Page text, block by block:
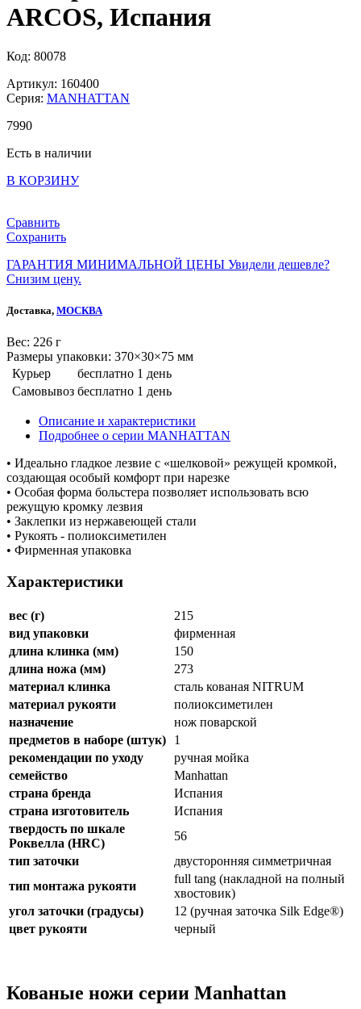
ARCOS, Испания
Код: 80078
Артикул: 160400
Серия: MANHATTAN
7990
Есть в наличии
В КОРЗИНУ
Сравнить
Сохранить
ГАРАНТИЯ МИНИМАЛЬНОЙ ЦЕНЫ Увидели дешевле?
Снизим цену.
Доставка, МОСКВА
Веc: 226 г
Размеры упаковки: 370×30×75 мм
Курьер
бесплатно 1 день
Самовывоз бесплатно 1 день
Описание и характеристики
Подробнее о серии MANHATTAN
• Идеально гладкое лезвие с «шелковой» режущей кромкой,
создающая особый комфорт при нарезке
• Особая форма больстера позволяет использовать всю
режущую кромку лезвия
• Заклепки из нержавеющей стали
• Рукоять - полиоксиметилен
• Фирменная упаковка
Характеристики
вес (г)
215
вид упаковки
фирменная
длина клинка (мм)
150
длина ножа (мм)
273
материал клинка
сталь кованая NITRUM
материал рукояти
полиоксиметилен
назначение
нож поварской
предметов в наборе (штук)
1
рекомендации по уходу
ручная мойка
семейство
Manhattan
страна бренда
Испания
страна изготовитель
Испания
твердость по шкале
Роквелла (HRC)
56
тип заточки
двусторонняя симметричная
тип монтажа рукояти
full tang (накладной на полный
хвостовик)
угол заточки (градусы)
12 (ручная заточка Silk Edge®)
цвет рукояти
черный
Кованые ножи серии Manhattan